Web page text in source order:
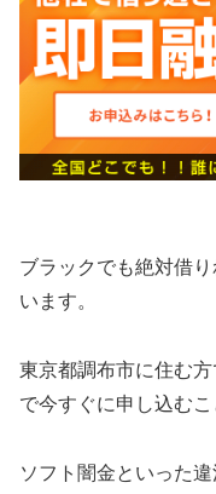
ブラックでも絶対借
います。
東京都調布市に住む
で今すぐに申し込むこ
ソフト闇金といった